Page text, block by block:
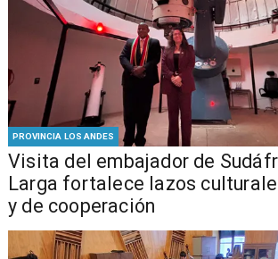
PROVINCIA LOS ANDES
​Visita del embajador de
Larga fortalece lazos
y de cooperación